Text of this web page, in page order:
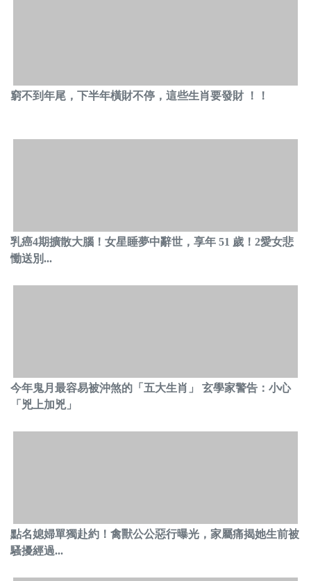
窮不到年尾，下半年橫財不停，這些生肖要發財 ！！
乳癌4期擴散大腦！女星睡夢中辭世，享年 51 歲！2愛女悲
慟送別...
今年鬼月最容易被沖煞的「五大生肖」 玄學家警告：小心
「兇上加兇」
點名媳婦單獨赴約！禽獸公公惡行曝光，家屬痛揭她生前被
騷擾經過...